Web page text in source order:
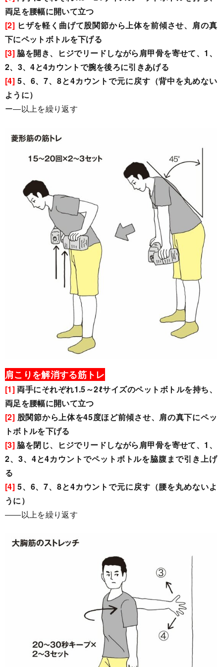
両足を腰幅に開いて立つ
[2]ヒザを軽く曲げて股関節から上体を前傾させ、肩の真
下にペットボトルを下げる
[3]脇を開き、ヒジでリードしながら肩甲骨を寄せて、1、
2、3、4と4カウントで腕を後ろに引きあげる
[4]5、6、7、8と4カウントで元に戻す（背中を丸めない
ように）
ー―以上を繰り返す
肩こりを解消する筋トレ
[1]両手にそれぞれ1.5～2ℓサイズのペットボトルを持ち、
両足を腰幅に開いて立つ
[2]股関節から上体を45度ほど前傾させ、肩の真下にペッ
トボトルを下げる
[3]脇を閉じ、ヒジでリードしながら肩甲骨を寄せて、1、
2、3、4と4カウントでペットボトルを脇腹まで引き上げ
る
[4]5、6、7、8と4カウントで元に戻す（腰を丸めないよ
うに）
――以上を繰り返す